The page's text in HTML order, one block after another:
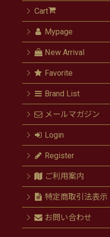
Cart
Mypage
New Arrival
Favorite
Brand List
メールマガジン
Login
Register
ご利用案内
特定商取引法表示
お問い合わせ